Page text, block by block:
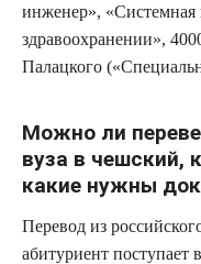
инженер», «Системная
здравоохранении»,
Палацкого
Можно ли
вуза в чешский,
какие нужны
Перевод из
абитуриент поступает